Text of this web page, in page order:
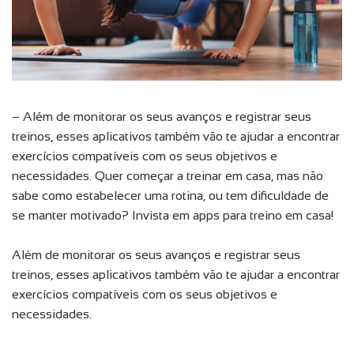
– Além de monitorar os seus avanços e registrar seus
treinos, esses aplicativos também vão te ajudar a encontrar
exercícios compatíveis com os seus objetivos e
necessidades. Quer começar a treinar em casa, mas não
sabe como estabelecer uma rotina, ou tem dificuldade de
se manter motivado? Invista em apps para treino em casa!
Além de monitorar os seus avanços e registrar seus
treinos, esses aplicativos também vão te ajudar a encontrar
exercícios compatíveis com os seus objetivos e
necessidades.